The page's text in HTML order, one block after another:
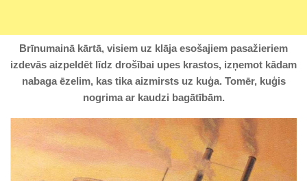
Brīnumainā kārtā, visiem uz klāja esošajiem pasažieriem
izdevās aizpeldēt līdz drošībai upes krastos, izņemot kādam
nabaga ēzelim, kas tika aizmirsts uz kuģa. Tomēr, kuģis
nogrima ar kaudzi bagātībām.